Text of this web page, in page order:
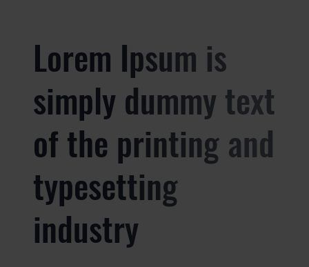
Lorem Ipsum is
simply dummy text
of the printing and
typesetting
industry